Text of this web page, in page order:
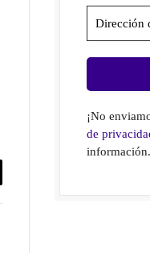
¡No
de
información.